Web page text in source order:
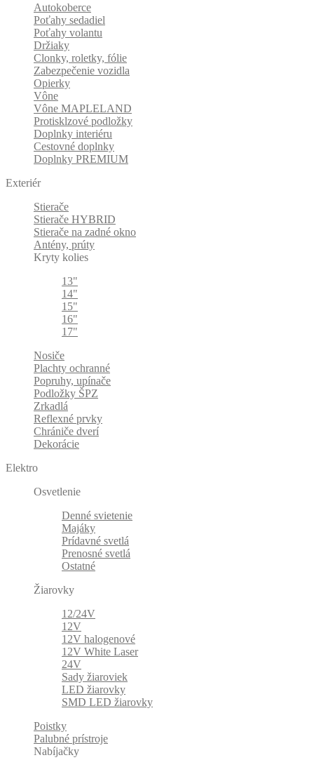
Autokoberce
Poťahy sedadiel
Poťahy volantu
Držiaky
Clonky, roletky, fólie
Zabezpečenie vozidla
Opierky
Vône
Vône MAPLELAND
Protisklzové podložky
Doplnky interiéru
Cestovné doplnky
Doplnky PREMIUM
Exteriér
Stierače
Stierače HYBRID
Stierače na zadné okno
Antény, prúty
Kryty kolies
13"
14"
15"
16"
17"
Nosiče
Plachty ochranné
Popruhy, upínače
Podložky ŠPZ
Zrkadlá
Reflexné prvky
Chrániče dverí
Dekorácie
Elektro
Osvetlenie
Denné svietenie
Majáky
Prídavné svetlá
Prenosné svetlá
Ostatné
Žiarovky
12/24V
12V
12V halogenové
12V White Laser
24V
Sady žiaroviek
LED žiarovky
SMD LED žiarovky
Poistky
Palubné prístroje
Nabíjačky